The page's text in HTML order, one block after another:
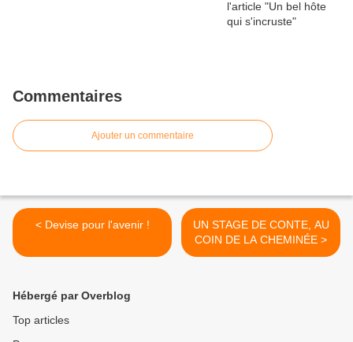
Commentaires
Ajouter un commentaire
< Devise pour l'avenir !
UN STAGE DE CONTE, AU
COIN DE LA CHEMINÉE >
Hébergé par Overblog
Top articles